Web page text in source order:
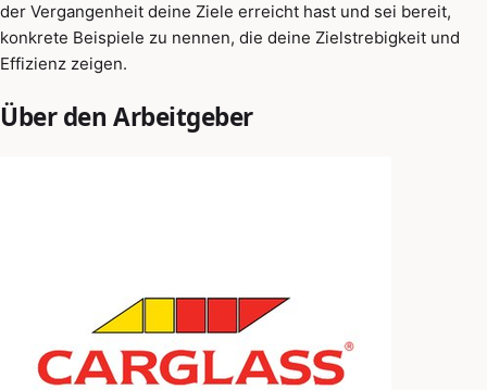
der Vergangenheit deine Ziele erreicht hast und sei bereit,
konkrete Beispiele zu nennen, die deine Zielstrebigkeit und
Effizienz zeigen.
Über den Arbeitgeber